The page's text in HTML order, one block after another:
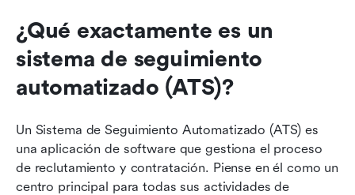
¿Qué exactamente es un
sistema de seguimiento
automatizado (ATS)?
Un Sistema de Seguimiento Automatizado (ATS) es
una aplicación de software que gestiona el proceso
de reclutamiento y contratación. Piense en él como un
centro principal para todas sus actividades de